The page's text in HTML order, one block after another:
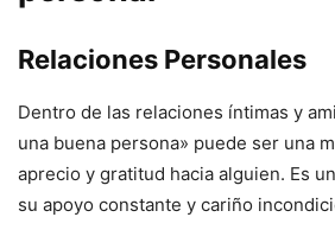
Relaciones Personales
Dentro de las relaciones íntimas y
una buena persona» puede ser una
aprecio y gratitud hacia alguien. Es
su apoyo constante y cariño